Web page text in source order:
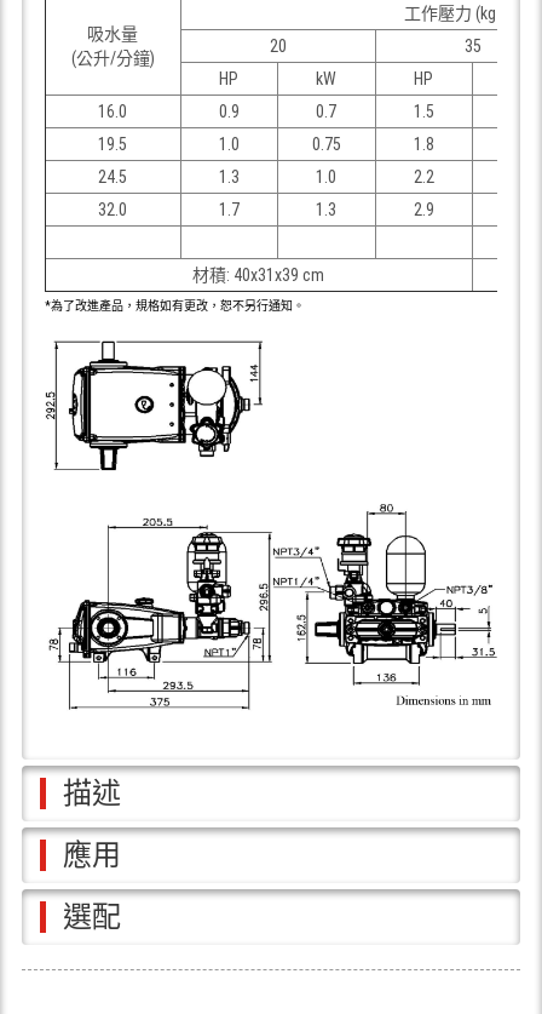
吸水量
(公升/分鐘)
工作壓力 (kgf/cm
20
35
HP
kW HP
16.0
0.9 0.7 1.5
19.5
1.0 0.75 1.8
24.5
1.3 1.0 2.2
32.0
1.7 1.3 2.9
材積: 40x31x39 cm
*為了改進產品，規格如有更改，恕不另行通知。
描述
應用
選配